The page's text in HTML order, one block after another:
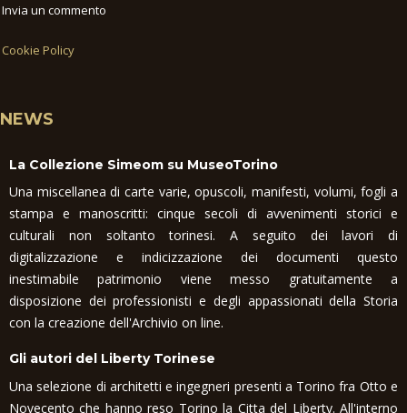
Invia un commento
Cookie Policy
NEWS
La Collezione Simeom su MuseoTorino
Una miscellanea di carte varie, opuscoli, manifesti, volumi, fogli a
stampa e manoscritti: cinque secoli di avvenimenti storici e
culturali non soltanto torinesi. A seguito dei lavori di
digitalizzazione e indicizzazione dei documenti questo
inestimabile patrimonio viene messo gratuitamente a
disposizione dei professionisti e degli appassionati della Storia
con la creazione dell'Archivio on line.
Gli autori del Liberty Torinese
Una selezione di architetti e ingegneri presenti a Torino fra Otto e
Novecento che hanno reso Torino la Citta del Liberty. All'interno